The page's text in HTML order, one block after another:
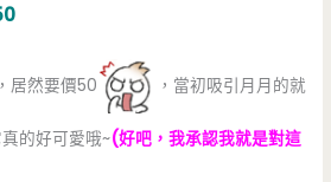
居然要價50 ，當初吸引月月的就
的好可愛哦~(好吧，我承認我就是對這